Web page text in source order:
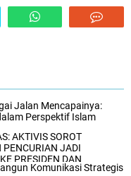
Jalan Mencapainya:
Perspektif Islam
AKTIVIS SOROT
PENCURIAN JADI
PRESIDEN DAN
Komunikasi Strategis